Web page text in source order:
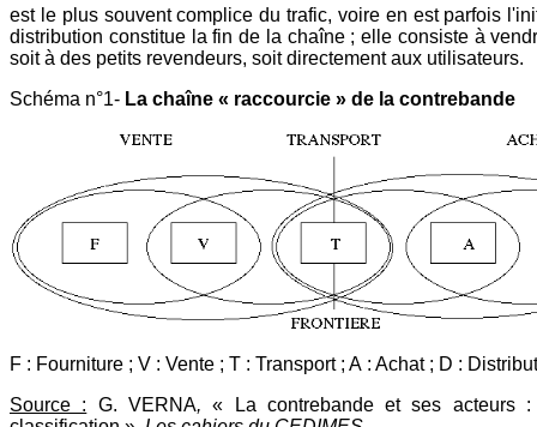
est le plus souvent complice du trafic, voire en est parfois
distribution constitue la fin de la chaîne ; elle consiste à
soit à des petits revendeurs, soit directement aux utilisateurs.
Schéma n°1- La chaîne « raccourcie » de la contrebande
F : Fourniture ; V : Vente ; T : Transport ; A : Achat ; D :
Source : G. VERNA, « La contrebande et ses acteurs